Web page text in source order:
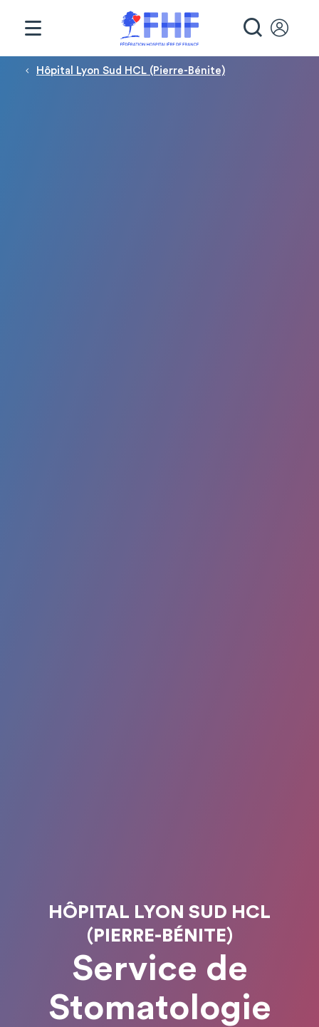
Fil d'Ariane
Hôpital Lyon Sud HCL (Pierre-Bénite)
HÔPITAL LYON SUD HCL
(PIERRE-BÉNITE)
Service de
Stomatologie
Panneau de gestion des cookies